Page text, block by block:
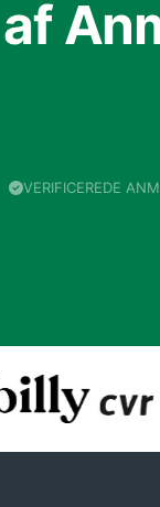
af
VERIFICEREDE